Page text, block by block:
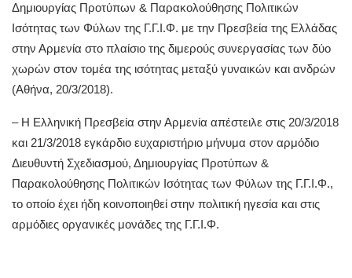
Δημιουργίας Προτύπων & Παρακολούθησης Πολιτικών
Ισότητας των Φύλων της Γ.Γ.Ι.Φ. με την Πρεσβεία της Ελλάδας
στην Αρμενία στο πλαίσιο της διμερούς συνεργασίας των δύο
χωρών στον τομέα της ισότητας μεταξύ γυναικών και ανδρών
(Αθήνα, 20/3/2018).
– Η Ελληνική Πρεσβεία στην Αρμενία απέστειλε στις 20/3/2018
και 21/3/2018 εγκάρδιο ευχαριστήριο μήνυμα στον αρμόδιο
Διευθυντή Σχεδιασμού, Δημιουργίας Προτύπων &
Παρακολούθησης Πολιτικών Ισότητας των Φύλων της Γ.Γ.Ι.Φ.,
το οποίο έχει ήδη κοινοποιηθεί στην πολιτική ηγεσία και στις
αρμόδιες οργανικές μονάδες της Γ.Γ.Ι.Φ.